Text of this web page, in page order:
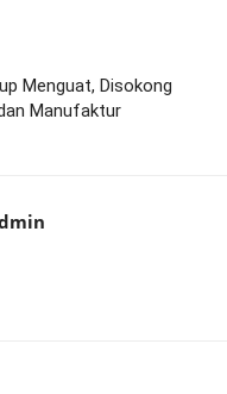
Menguat, Disokong
Manufaktur